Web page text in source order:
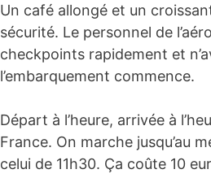
Un café allongé et un
sécurité. Le personnel de
checkpoints rapidement et
l’embarquement commence.
Départ à l’heure, arrivée à
France. On marche jusqu’au
celui de 11h30. Ça coûte 10